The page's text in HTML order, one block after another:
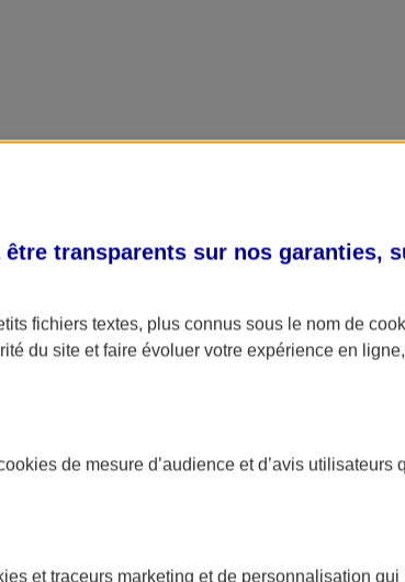
être transparents sur nos garanties,
fichiers textes, plus connus sous le nom de
du site et faire évoluer votre expérience en
de mesure d’audience et d’avis
et traceurs marketing et de personnalisation